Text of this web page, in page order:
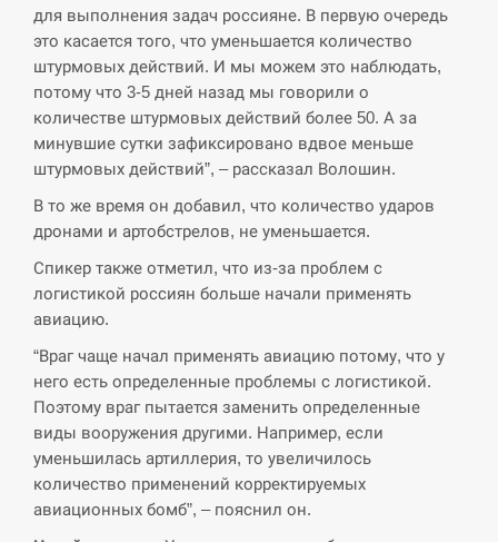
14:10
У Румунії затоплять чотири баржі для
збільшення потоку води до…
СЕРПЕНЬ
В Москве пожаловались на “кратный рост” атак
дронов Украины
СЕРПЕНЬ
Біля українського літака в аеропорту Лейпцига
виявили дрон, ймовірно, з…
СЕРПЕНЬ
13:23
“Они должны быть уничтожены”: в МИДе
ответили, как отреагируют на…
СЕРПЕНЬ
Тайвань проводить найбільші військові
для выполнения задач россияне. В первую очередь
это касается того, что уменьшается количество
штурмовых действий. И мы можем это наблюдать,
потому что 3-5 дней назад мы говорили о
количестве штурмовых действий более 50. А за
минувшие сутки зафиксировано вдвое меньше
штурмовых действий”, – рассказал Волошин.
В то же время он добавил, что количество ударов
дронами и артобстрелов, не уменьшается.
Спикер также отметил, что из-за проблем с
логистикой россиян больше начали применять
авиацию.
“Враг чаще начал применять авиацию потому, что у
него есть определенные проблемы с логистикой.
Поэтому враг пытается заменить определенные
виды вооружения другими. Например, если
уменьшилась артиллерия, то увеличилось
количество применений корректируемых
авиационных бомб”, – пояснил он.